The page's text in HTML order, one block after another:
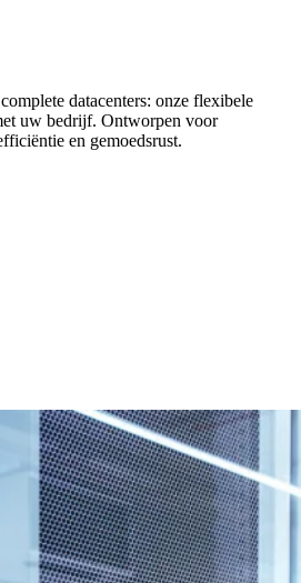
datacenters: onze flexibele
uw bedrijf. Ontworpen voor
en gemoedsrust.